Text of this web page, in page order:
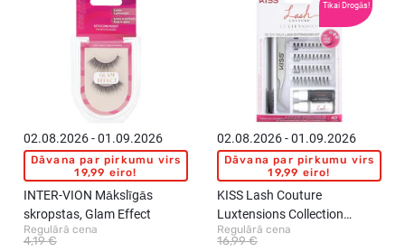
02.08.2026 - 01.09.2026
Dāvana par pirkumu virs
19,99 eiro!
INTER-VION Mākslīgās
skropstas, Glam Effect
Regulārā cena
4,19 €
Tikai Drogās!
02.08.2026 - 01.09.2026
Dāvana par pirkumu virs
19,99 eiro!
KISS Lash Couture
Luxtensions Collection
mākslīgās skropstas
Regulārā cena
16,99 €